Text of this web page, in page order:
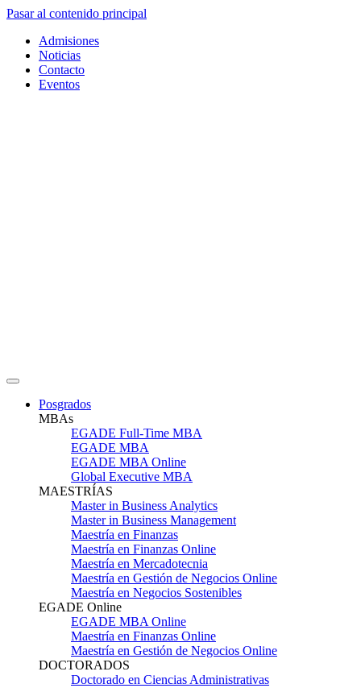
Pasar al contenido principal
Admisiones
Noticias
Contacto
Eventos
Posgrados
MBAs
EGADE Full-Time MBA
EGADE MBA
EGADE MBA Online
Global Executive MBA
MAESTRÍAS
Master in Business Analytics
Master in Business Management
Maestría en Finanzas
Maestría en Finanzas Online
Maestría en Mercadotecnia
Maestría en Gestión de Negocios Online
Maestría en Negocios Sostenibles
EGADE Online
EGADE MBA Online
Maestría en Finanzas Online
Maestría en Gestión de Negocios Online
DOCTORADOS
Doctorado en Ciencias Administrativas